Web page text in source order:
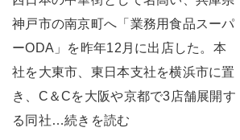
神戸市の南京町へ「業務用食品スーパ
ーODA」を昨年12月に出店した。本
社を大東市、東日本支社を横浜市に置
き、C＆Cを大阪や京都で3店舗展開す
る同社…続きを読む